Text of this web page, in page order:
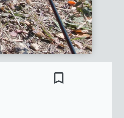
bookmark_border